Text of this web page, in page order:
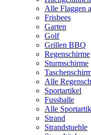
Alle Flaggen
Frisbees
Garten
Golf
Grillen BBQ
Regenschirme
Sturmschirme
Alle
Sportartikel
Fussballe
Alle
Strand
Strandstuehle